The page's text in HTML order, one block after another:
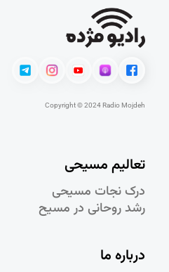
Copyright © 2024 Radio Mojdeh
تعالیم مسیحی
درک نجات مسيحی
رشد روحانی در مسيح
درباره ما